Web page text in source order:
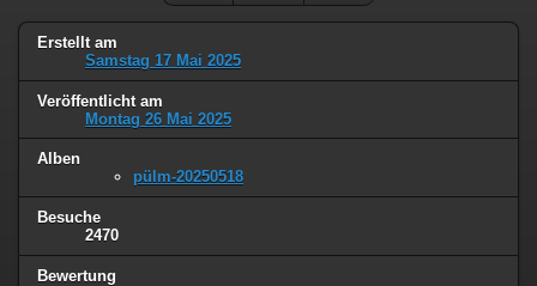
Erstellt am
Samstag 17 Mai 2025
Veröffentlicht am
Montag 26 Mai 2025
Alben
pülm-20250518
Besuche
2470
Bewertung